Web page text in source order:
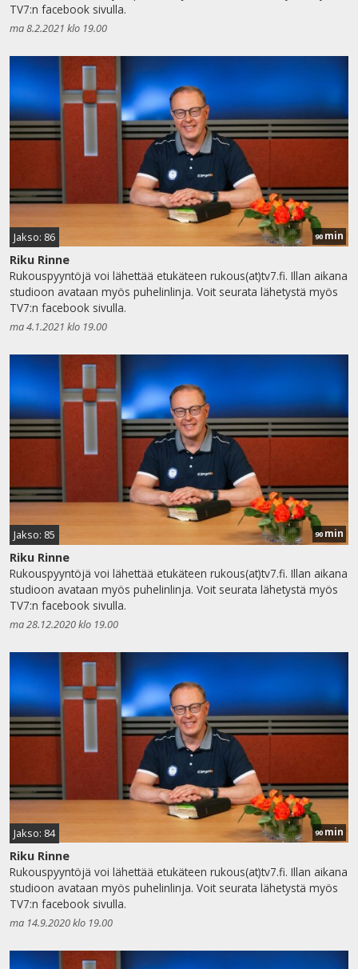
TV7:n facebook sivulla.
ma 8.2.2021 klo 19.00
Jakso: 86 90 min
Riku Rinne
Rukouspyyntöjä voi lähettää etukäteen rukous(at)tv7.fi. Illan aikana
studioon avataan myös puhelinlinja. Voit seurata lähetystä myös
TV7:n facebook sivulla.
ma 4.1.2021 klo 19.00
Jakso: 85 90 min
Riku Rinne
Rukouspyyntöjä voi lähettää etukäteen rukous(at)tv7.fi. Illan aikana
studioon avataan myös puhelinlinja. Voit seurata lähetystä myös
TV7:n facebook sivulla.
ma 28.12.2020 klo 19.00
Jakso: 84 90 min
Riku Rinne
Rukouspyyntöjä voi lähettää etukäteen rukous(at)tv7.fi. Illan aikana
studioon avataan myös puhelinlinja. Voit seurata lähetystä myös
TV7:n facebook sivulla.
ma 14.9.2020 klo 19.00